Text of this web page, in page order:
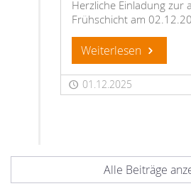
Herzliche Einladung zur
Frühschicht am
Weiterlesen
01.12.2025
Alle Beiträge